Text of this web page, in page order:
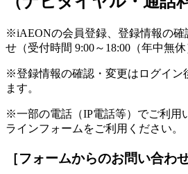
※iAEONの会員登録、登録情報の確
せ（受付時間 9:00～18:00（年中無休
※登録情報の確認・変更はログイン
ます。
※一部の電話（IP電話等）でご利用
ラインフォームをご利用ください。
［フォームからのお問い合わせ